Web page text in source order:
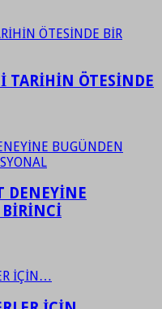
TARİHİN ÖTESİNDE
DENEYİNE
BİRİNCİ